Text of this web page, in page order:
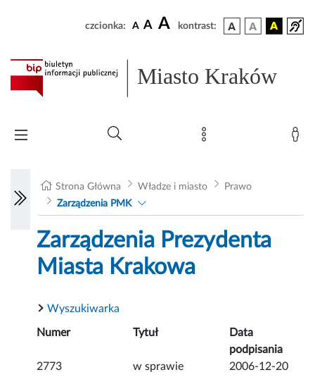
czcionka: A A A kontrast:
Miasto Kraków
Strona Główna Władze i miasto
Prawo
Zarządzenia PMK
Zarządzenia Prezydenta
Miasta Krakowa
Wyszukiwarka
Numer Tytuł
Data
podpisania
2773
w sprawie
2006-12-20